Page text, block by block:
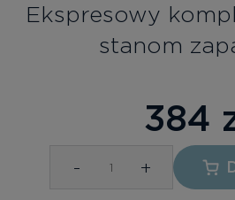
Ekspresowy
stanom
384
- +